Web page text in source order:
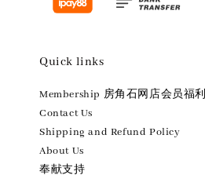
Quick links
Membership 房角石网店会员福利
Contact Us
Shipping and Refund Policy
About Us
奉献支持